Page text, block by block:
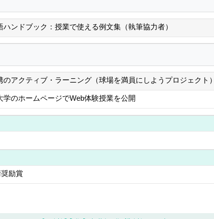
ハンドブック：授業で使える例文集（執筆協力者）
のアクティブ・ラーニング（球場を満員にしようプロジェクト
学のホームページでWeb体験授業を公開
励賞